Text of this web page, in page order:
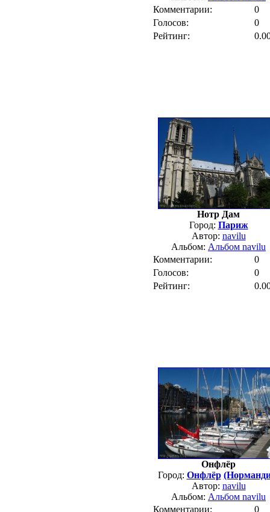
Комментарии:
0
Голосов:
0
Рейтинг:
Нотр Дам
Город: Париж
Автор: navilu
Альбом: Альбом navilu
Комментарии:
0
Голосов:
0
Рейтинг:
Онфлёр
Город: Онфлёр
Автор: navilu
Альбом: Альбом navilu
Комментарии:
0